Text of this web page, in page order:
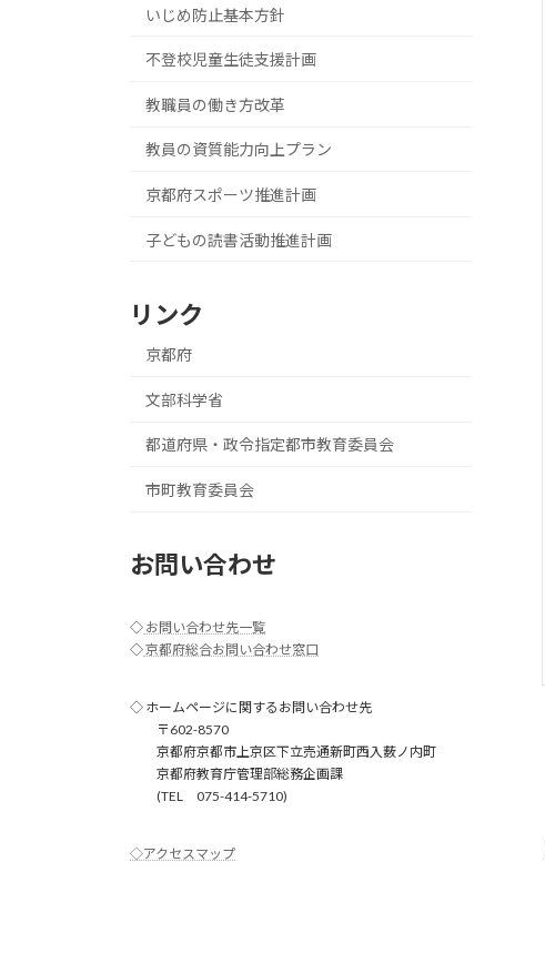
いじめ防止基本方針
不登校児童生徒支援計画
教職員の働き方改革
教員の資質能力向上プラン
京都府スポーツ推進計画
子どもの読書活動推進計画
リンク
京都府
文部科学省
都道府県・政令指定都市教育委員会
市町教育委員会
お問い合わせ
◇ お問い合わせ先一覧
◇京都府総合お問い合わせ窓口
◇ ホームページに関するお問い合わせ先
〒602-8570
京都府京都市上京区下立売通新町西入薮ノ内町
京都府教育庁管理部総務企画課
(TEL 075-414-5710)
◇アクセスマップ